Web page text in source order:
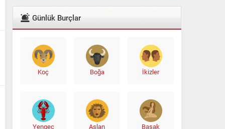
Günlük Burçlar
Koç Boğa İkizler
Yengeç Aslan Başak